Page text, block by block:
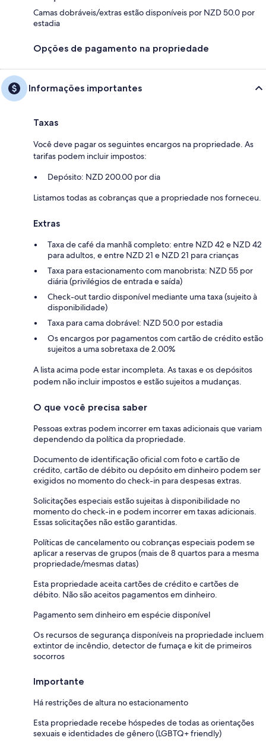
Camas dobráveis/extras estão disponíveis por NZD 50.0 por
estadia
Opções de pagamento na propriedade
Informações importantes
Taxas
Você deve pagar os seguintes encargos na propriedade. As
tarifas podem incluir impostos:
Depósito: NZD 200.00 por dia
Listamos todas as cobranças que a propriedade nos forneceu.
Extras
Taxa de café da manhã completo: entre NZD 42 e NZD 42
para adultos, e entre NZD 21 e NZD 21 para crianças
Taxa para estacionamento com manobrista: NZD 55 por
diária (privilégios de entrada e saída)
Check-out tardio disponível mediante uma taxa (sujeito à
disponibilidade)
Taxa para cama dobrável: NZD 50.0 por estadia
Os encargos por pagamentos com cartão de crédito estão
sujeitos a uma sobretaxa de 2.00%
A lista acima pode estar incompleta. As taxas e os depósitos
podem não incluir impostos e estão sujeitos a mudanças.
O que você precisa saber
Pessoas extras podem incorrer em taxas adicionais que variam
dependendo da política da propriedade.
Documento de identificação oficial com foto e cartão de
crédito, cartão de débito ou depósito em dinheiro podem ser
exigidos no momento do check-in para despesas extras.
Solicitações especiais estão sujeitas à disponibilidade no
momento do check-in e podem incorrer em taxas adicionais.
Essas solicitações não estão garantidas.
Políticas de cancelamento ou cobranças especiais podem se
aplicar a reservas de grupos (mais de 8 quartos para a mesma
propriedade/mesmas datas)
Esta propriedade aceita cartões de crédito e cartões de
débito. Não são aceitos pagamentos em dinheiro.
Pagamento sem dinheiro em espécie disponível
Os recursos de segurança disponíveis na propriedade incluem
extintor de incêndio, detector de fumaça e kit de primeiros
socorros
Importante
Há restrições de altura no estacionamento
Esta propriedade recebe hóspedes de todas as orientações
sexuais e identidades de gênero (LGBTQ+ friendly)